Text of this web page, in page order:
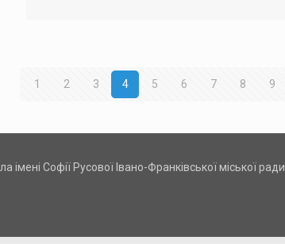
1 2 3 4 5 6 7 8 9
Софії Русової Івано-Франківської міської ради.